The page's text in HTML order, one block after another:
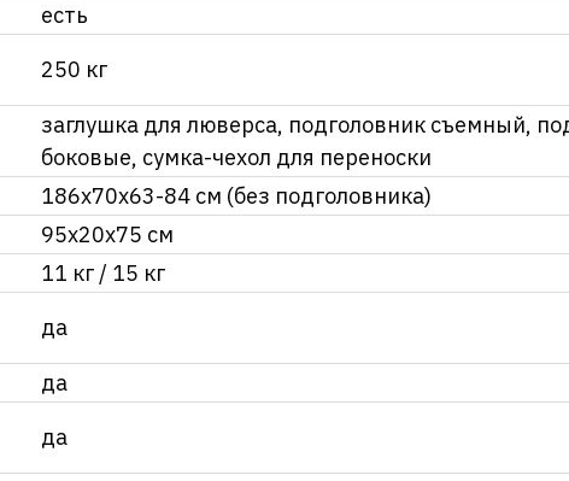
есть
250 кг
заглушка для люверса, подголовник съемный,
боковые, сумка-чехол для переноски
186х70х63-84 см (без подголовника)
95х20х75 см
11 кг / 15 кг
да
да
да